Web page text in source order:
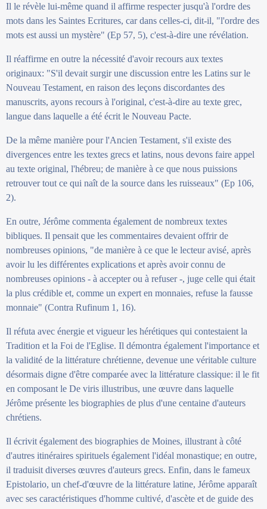
Il le révèle lui-même quand il affirme respecter jusqu'à l'ordre des
mots dans les Saintes Ecritures, car dans celles-ci, dit-il, "l'ordre des
mots est aussi un mystère" (Ep 57, 5), c'est-à-dire une révélation.
Il réaffirme en outre la nécessité d'avoir recours aux textes
originaux: "S'il devait surgir une discussion entre les Latins sur le
Nouveau Testament, en raison des leçons discordantes des
manuscrits, ayons recours à l'original, c'est-à-dire au texte grec,
langue dans laquelle a été écrit le Nouveau Pacte.
De la même manière pour l'Ancien Testament, s'il existe des
divergences entre les textes grecs et latins, nous devons faire appel
au texte original, l'hébreu; de manière à ce que nous puissions
retrouver tout ce qui naît de la source dans les ruisseaux" (Ep 106,
2).
En outre, Jérôme commenta également de nombreux textes
bibliques. Il pensait que les commentaires devaient offrir de
nombreuses opinions, "de manière à ce que le lecteur avisé, après
avoir lu les différentes explications et après avoir connu de
nombreuses opinions - à accepter ou à refuser -, juge celle qui était
la plus crédible et, comme un expert en monnaies, refuse la fausse
monnaie" (Contra Rufinum 1, 16).
Il réfuta avec énergie et vigueur les hérétiques qui contestaient la
Tradition et la Foi de l'Eglise. Il démontra également l'importance et
la validité de la littérature chrétienne, devenue une véritable culture
désormais digne d'être comparée avec la littérature classique: il le fit
en composant le De viris illustribus, une œuvre dans laquelle
Jérôme présente les biographies de plus d'une centaine d'auteurs
chrétiens.
Il écrivit également des biographies de Moines, illustrant à côté
d'autres itinéraires spirituels également l'idéal monastique; en outre,
il traduisit diverses œuvres d'auteurs grecs. Enfin, dans le fameux
Epistolario, un chef-d'œuvre de la littérature latine, Jérôme apparaît
avec ses caractéristiques d'homme cultivé, d'ascète et de guide des